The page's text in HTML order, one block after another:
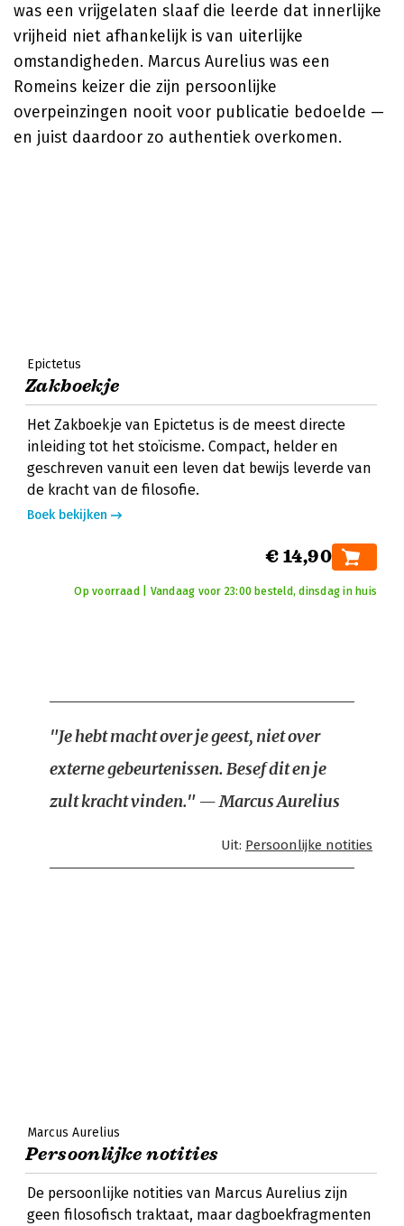
was een vrijgelaten slaaf die leerde dat innerlijke
vrijheid niet afhankelijk is van uiterlijke
omstandigheden. Marcus Aurelius was een
Romeins keizer die zijn persoonlijke
overpeinzingen nooit voor publicatie bedoelde —
en juist daardoor zo authentiek overkomen.
Epictetus
Zakboekje
Het Zakboekje van Epictetus is de meest directe
inleiding tot het stoïcisme. Compact, helder en
geschreven vanuit een leven dat bewijs leverde van
de kracht van de filosofie.
Boek bekijken
€ 14,90
Op voorraad | Vandaag voor 23:00 besteld, dinsdag in huis
"Je hebt macht over je geest, niet over
externe gebeurtenissen. Besef dit en je
zult kracht vinden." — Marcus Aurelius
Uit: Persoonlijke notities
Marcus Aurelius
Persoonlijke notities
De persoonlijke notities van Marcus Aurelius zijn
geen filosofisch traktaat, maar dagboekfragmenten